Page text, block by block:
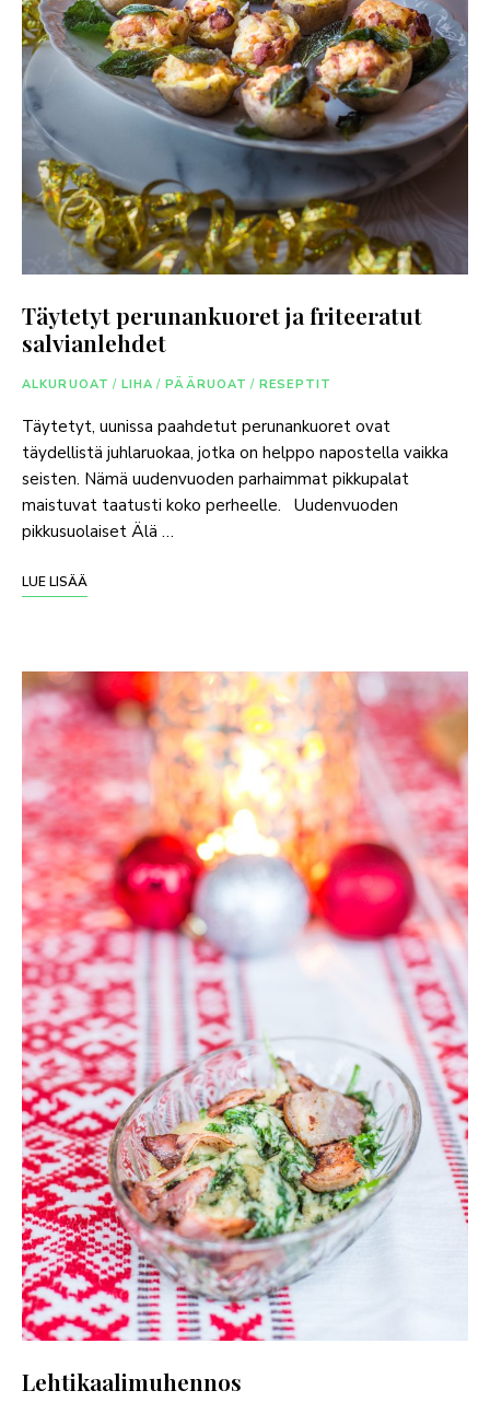
Täytetyt perunankuoret ja friteeratut
salvianlehdet
ALKURUOAT / LIHA / PÄÄRUOAT / RESEPTIT
Täytetyt, uunissa paahdetut perunankuoret ovat
täydellistä juhlaruokaa, jotka on helppo napostella vaikka
seisten. Nämä uudenvuoden parhaimmat pikkupalat
maistuvat taatusti koko perheelle. Uudenvuoden
pikkusuolaiset Älä …
LUE LISÄÄ
Lehtikaalimuhennos